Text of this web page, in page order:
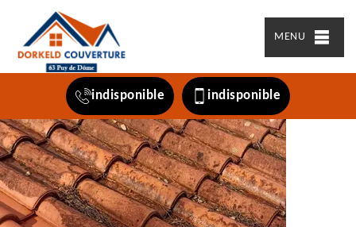
MENU
indisponible indisponible